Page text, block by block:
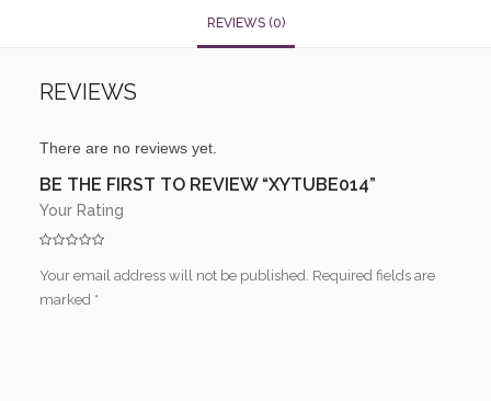
REVIEWS (0)
REVIEWS
There are no reviews yet.
BE THE FIRST TO REVIEW “XYTUBE014”
Your email address will not be published. Required fields are
marked *
Your Rating